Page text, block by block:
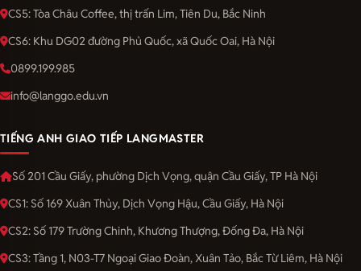
CS5: Tòa Châu Coffee, thị trấn Lim, Tiên Du, Bắc Ninh
CS6: Khu DG02 đường Phủ Quốc, xã Quốc Oai, Hà Nội
0899.199.985
info@langgo.edu.vn
TIẾNG ANH GIAO TIẾP LANGMASTER
Số 201 Cầu Giấy, phường Dịch Vọng, quận Cầu Giấy, TP Hà Nội
CS1: Số 169 Xuân Thủy, Dịch Vọng Hậu, Cầu Giấy, Hà Nội
CS2: Số 179 Trường Chinh, Khương Thượng, Đống Đa, Hà Nội
CS3: Tầng 1, N03-T7 Ngoại Giao Đoàn, Xuân Tảo, Bắc Từ Liêm, Hà Nội